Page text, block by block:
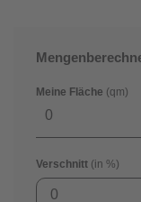
Meine Fläche (qm)
Verschnitt (in %)
0